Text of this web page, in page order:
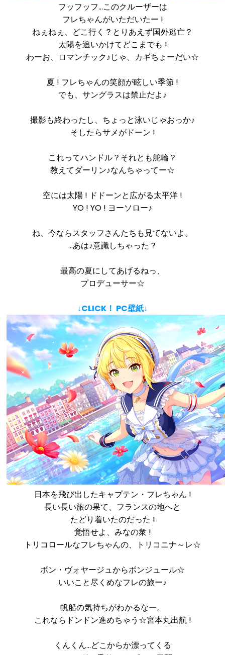
フッフッフ…このクルーザーは
フレちゃんがいただいたー !
ねぇねぇ、どこ行く？とりあえず国外逃亡？
太陽を追いかけてどこまでも !
わーお、ロマンチック♪じゃ、カギちょーだい☆
夏 ! フレちゃんの笑顔が眩しい季節 !
でも、サングラスは禁止だよ♪
撮影も終わったし、ちょっと泳いじゃおっか♪
そしたらサメがドーン !
これってハンドル？それとも舵輪？
教えてダーリン♪なんちゃってー☆
空には太陽 ! ドドーンと広がる太平洋 !
YO ! YO ! ヨーソロー♪
ね、今ならスタッフさんたちも見てないよ。
…あは♪意識しちゃった？
最高の夏にしてあげるねっ、
プロデューサー☆
↓CLICK！ PC壁紙↓
日本を飛び出したキャプテン・フレちゃん !
長い長い旅の果て、フランスの地へと
たどり着いたのだった !
覚悟せよ、みなの衆 !
トリコロールなフレちゃんの、トリコニナ～レ☆
ボン・ヴォヤージュからボンジュール☆
いいこと尽くめなフレの旅ー♪
帆船の気持ちがわかるなー。
これならドンドン進めちゃう☆宮本丸出航 !
くんくん…どこからか漂ってくる